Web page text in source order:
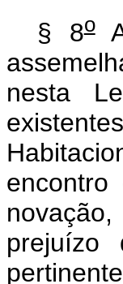
§ 8o
nesta
prejuízo